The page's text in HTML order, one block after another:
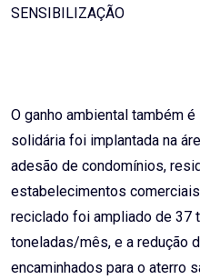
SENSIBILIZAÇÃO
O ganho ambiental também
solidária foi implantada na
adesão de condomínios,
estabelecimentos
reciclado foi ampliado de 37
toneladas/mês, e a redução
encaminhados para o aterro